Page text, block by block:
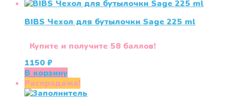
BIBS Чехол для бутылочки Sage 225 ml
Купите и получите 58 баллов!
1150 ₽
В корзину
Распродажа!